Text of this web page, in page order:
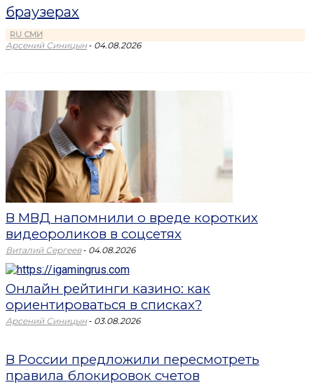
браузерах
RU СМИ
Арсений Синицын - 04.08.2026
В МВД напомнили о вреде коротких
видеороликов в соцсетях
Виталий Сергеев - 04.08.2026
Онлайн рейтинги казино: как
ориентироваться в списках?
Арсений Синицын - 03.08.2026
В России предложили пересмотреть
правила блокировок счетов